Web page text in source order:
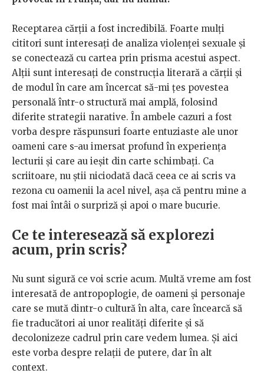
Receptarea cărții a fost incredibilă. Foarte mulți
cititori sunt interesați de analiza violenței sexuale și
se conectează cu cartea prin prisma acestui aspect.
Alții sunt interesați de construcția literară a cărții și
de modul în care am încercat să-mi țes povestea
personală într-o structură mai amplă, folosind
diferite strategii narative. În ambele cazuri a fost
vorba despre răspunsuri foarte entuziaste ale unor
oameni care s-au imersat profund în experiența
lecturii și care au ieșit din carte schimbați. Ca
scriitoare, nu știi niciodată dacă ceea ce ai scris va
rezona cu oamenii la acel nivel, așa că pentru mine a
fost mai întâi o surpriză și apoi o mare bucurie.
Ce te interesează să explorezi
acum, prin scris?
Nu sunt sigură ce voi scrie acum. Multă vreme am fost
interesată de antropoplogie, de oameni și personaje
care se mută dintr-o cultură în alta, care încearcă să
fie traducători ai unor realități diferite și să
decolonizeze cadrul prin care vedem lumea. Și aici
este vorba despre relații de putere, dar în alt
context.